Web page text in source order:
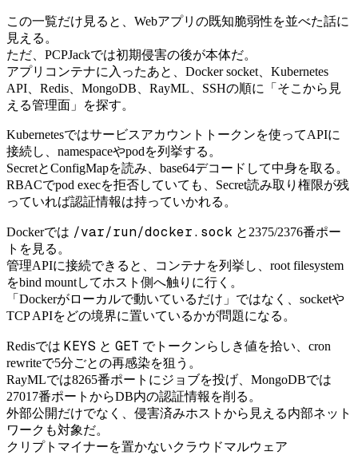
この一覧だけ見ると、Webアプリの既知脆弱性を並べた話に
見える。
ただ、PCPJackでは初期侵害の後が本体だ。
アプリコンテナに入ったあと、Docker socket、Kubernetes
API、Redis、MongoDB、RayML、SSHの順に「そこから見
える管理面」を探す。
Kubernetesではサービスアカウントトークンを使ってAPIに
接続し、namespaceやpodを列挙する。
SecretとConfigMapを読み、base64デコードして中身を取る。
RBACでpod execを拒否していても、Secret読み取り権限が残
っていれば認証情報は持っていかれる。
Dockerでは /var/run/docker.sock と2375/2376番ポー
トを見る。
管理APIに接続できると、コンテナを列挙し、root filesystem
をbind mountしてホスト側へ触りに行く。
「Dockerがローカルで動いているだけ」ではなく、socketや
TCP APIをどの境界に置いているかが問題になる。
Redisでは KEYS と GET でトークンらしき値を拾い、cron
rewriteで5分ごとの再感染を狙う。
RayMLでは8265番ポートにジョブを投げ、MongoDBでは
27017番ポートからDB内の認証情報を削る。
外部公開だけでなく、侵害済みホストから見える内部ネット
ワークも対象だ。
クリプトマイナーを置かないクラウドマルウェア